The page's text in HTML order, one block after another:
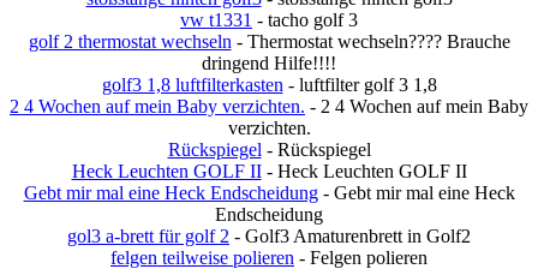
vw t1331 - tacho golf 3
golf 2 thermostat wechseln - Thermostat wechseln???? Brauche
dringend Hilfe!!!!
golf3 1,8 luftfilterkasten - luftfilter golf 3 1,8
2 4 Wochen auf mein Baby verzichten. - 2 4 Wochen auf mein Baby
verzichten.
Rückspiegel - Rückspiegel
Heck Leuchten GOLF II- Heck Leuchten GOLF II
Gebt mir mal eine Heck Endscheidung- Gebt mir mal eine Heck
Endscheidung
gol3 a-brett für golf 2 - Golf3 Amaturenbrett in Golf2
felgen teilweise polieren - Felgen polieren